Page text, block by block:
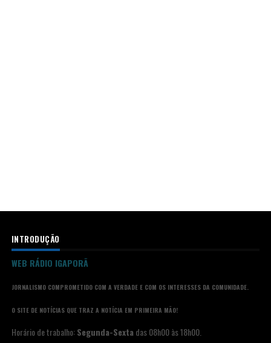
INTRODUÇÃO
WEB RÁDIO IGAPORÃ
JORNALISMO COMPROMETIDO COM A VERDADE E COM OS INTERESSES DA COMUNIDADE.
O SITE DE NOTÍCIAS QUE TRAZ A NOTÍCIA EM PRIMEIRA MÃO!
Horário de trabalho:Segunda-Sexta das 08h00 às 18h00.